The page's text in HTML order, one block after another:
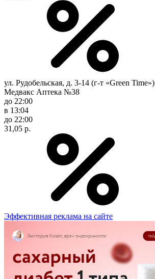
ул. Рудобельская, д. 3-14 (г-т «Green Time»)
Медвакс Аптека №38
до 22:00
в 13:04
до 22:00
31,05 р.
Эффективная реклама на сайте